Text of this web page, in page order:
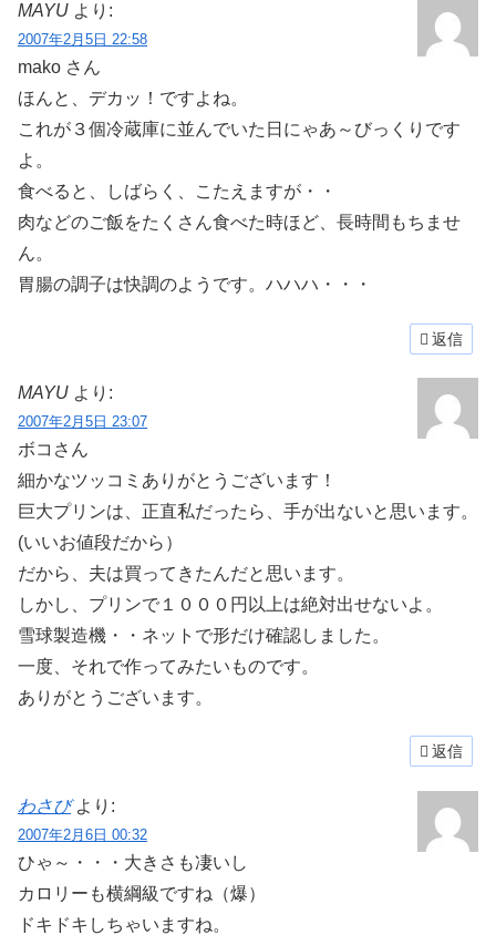
MAYU より:
2007年2月5日 22:58
mako さん
ほんと、デカッ！ですよね。
これが３個冷蔵庫に並んでいた日にゃあ～びっくりです
よ。
食べると、しばらく、こたえますが・・
肉などのご飯をたくさん食べた時ほど、長時間もちませ
ん。
胃腸の調子は快調のようです。ハハハ・・・
返信
MAYU より:
2007年2月5日 23:07
ボコさん
細かなツッコミありがとうございます！
巨大プリンは、正直私だったら、手が出ないと思います。
(いいお値段だから）
だから、夫は買ってきたんだと思います。
しかし、プリンで１０００円以上は絶対出せないよ。
雪球製造機・・ネットで形だけ確認しました。
一度、それで作ってみたいものです。
ありがとうございます。
返信
わさび より:
2007年2月6日 00:32
ひゃ～・・・大きさも凄いし
カロリーも横綱級ですね（爆）
ドキドキしちゃいますね。